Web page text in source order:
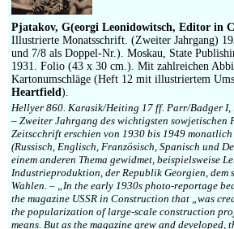
Pjatakov, G(eorgi Leonidowitsch, Editor in
Illustrierte Monatsschrift. (Zweiter Jahrgang)
und 7/8 als Doppel-Nr.). Moskau, State
1931. Folio (43 x 30 cm.). Mit zahlreichen
Kartonumschläge (Heft 12 mit illustriertem
Heartfield).
Hellyer 860. Karasik/Heiting 17 ff. Parr/Badger I,
– Zweiter Jahrgang des wichtigsten sowjetischen
Zeitscchrift erschien von 1930 bis 1949
(Russisch, Englisch, Französisch, Spanisch und
einem anderen Thema gewidmet, beispielsweise
Industrieproduktion, der Republik Georgien, dem
Wahlen. – „In the early 1930s photo-reportage
the magazine USSR in Construction that „was
the popularization of large-scale construction
means. But as the magazine grew and developed,